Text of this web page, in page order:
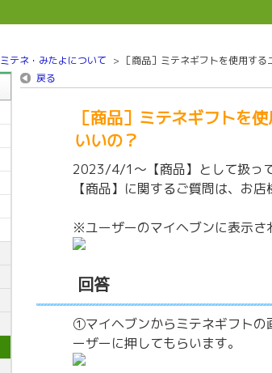
ミテネ・みたよについて > ［商品］ミテネギフトを使用す
戻る
［商品］ミテネギフトを
いいの？
2023/4/1～【商品】として扱って
【商品】に関するご質問は、お
※ユーザーのマイヘブンに表示さ
回答
①マイヘブンからミテネギフトの
ーザーに押してもらいます。